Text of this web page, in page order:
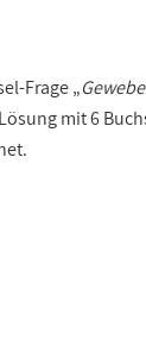
Frage „
mit 6